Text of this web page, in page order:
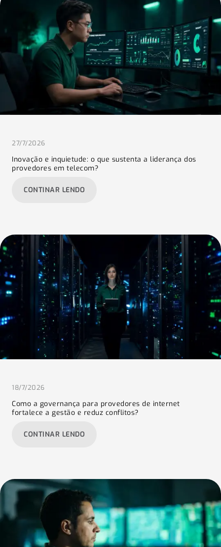
27/7/2026
Inovação e inquietude: o que sustenta a liderança dos
provedores em telecom?
CONTINAR LENDO
A
LIDERANÇA
DOS
PROVEDORES
EM
TELECOM?
18/7/2026
Como a governança para provedores de internet
fortalece a gestão e reduz conflitos?
CONTINAR LENDO
DE
INTERNET
FORTALECE
A
GESTÃO